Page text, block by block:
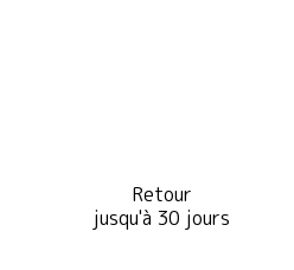
Retour
jusqu'à 30 jours